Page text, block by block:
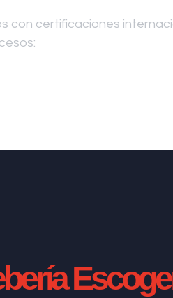
con certificaciones